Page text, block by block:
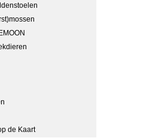
de Kaart